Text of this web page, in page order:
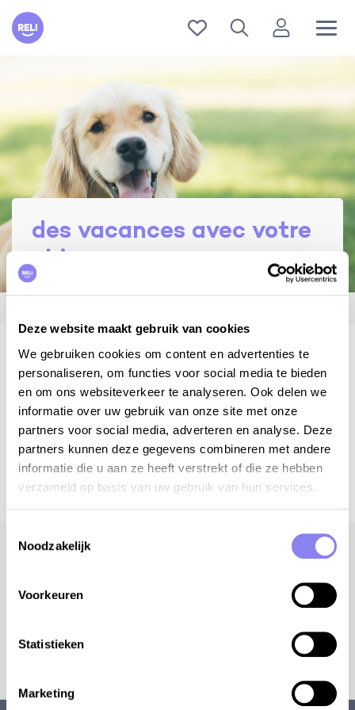
Deze website maakt gebruik van cookies
We gebruiken cookies om content en advertenties te
personaliseren, om functies voor social media te bieden
en om ons websiteverkeer te analyseren. Ook delen we
informatie over uw gebruik van onze site met onze
partners voor social media, adverteren en analyse. Deze
partners kunnen deze gegevens combineren met andere
informatie die u aan ze heeft verstrekt of die ze hebben
verzameld op basis van uw gebruik van hun services.
Noodzakelijk
Voorkeuren
Statistieken
Marketing
Reli
des vacances avec votre
chien
la Vie en Reli
des vacances avec votre chien
Partager cet article par
découvrez nos maisons de vacances en France
où votre chien est le bienvenu
Recevez nos conseils de voyage